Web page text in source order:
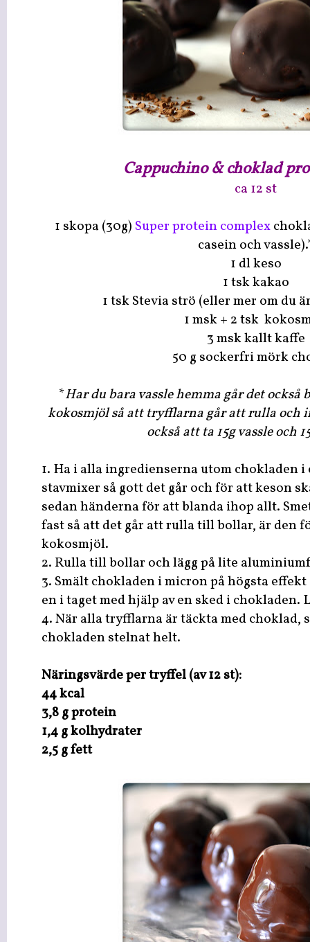
Cappuchino & choklad
ca 12 st
1 skopa (30g) Super protein complex
casein och
1 dl keso
1 tsk kakao
1 tsk Stevia strö (eller mer om du
1 msk + 2 tsk
3 msk kallt kaffe
50 g sockerfri mörk
*Har du bara vassle hemma går det också
kokosmjöl så att tryfflarna går att rulla och
också att ta 15g vassle och
1. Ha i alla ingredienserna utom chokladen
stavmixer så gott det går och för att keson
sedan händerna för att blanda ihop allt.
fast så att det går att rulla till bollar, är den
kokosmjöl.
2. Rulla till bollar och lägg på lite
3. Smält chokladen i micron på högsta
en i taget med hjälp av en sked i chokladen.
4. När alla tryfflarna är täckta med
chokladen stelnat helt.
Näringsvärde per tryffel (av 12 st):
44 kcal
3,8 g protein
1,4 g kolhydrater
2,5 g fett